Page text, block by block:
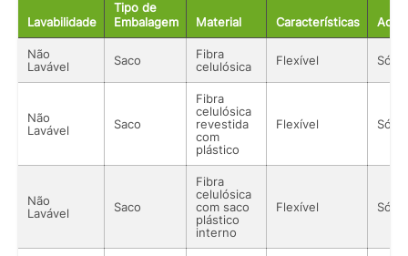
Lavabilidade
Tipo de
Embalagem
Material Características
Não
Lavável
Saco
Fibra
celulósica
Flexível
Não
Lavável
Saco
Fibra
celulósica
revestida
com
plástico
Flexível
Não
Lavável
Saco
Fibra
celulósica
com saco
plástico
interno
Flexível